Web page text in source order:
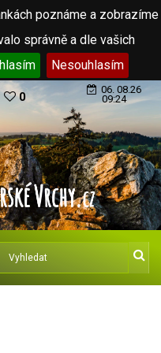
poznáme a zobrazíme
správně a dle vašich
Nesouhlasím
0
06. 08.26
09:24